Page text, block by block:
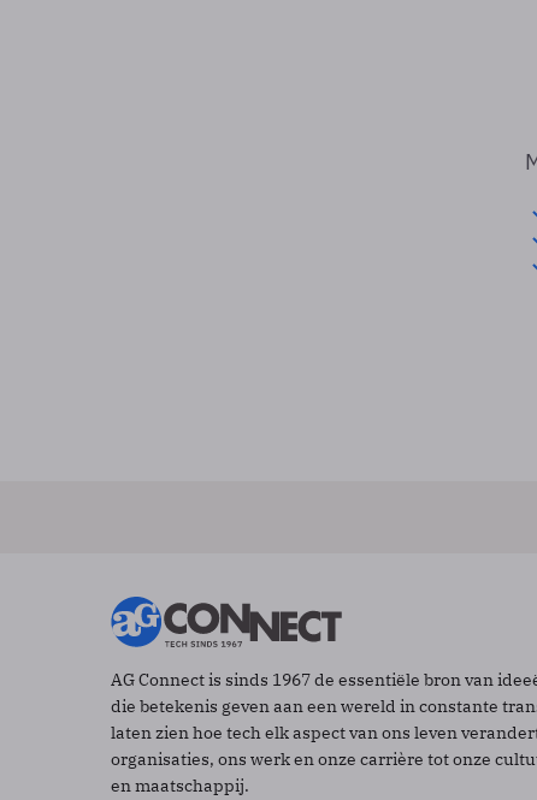
AG Connect is sinds 1967 de essentiële bron van
die betekenis geven aan een wereld in constante
laten zien hoe tech elk aspect van ons leven
organisaties, ons werk en onze carrière tot onze
en maatschappij.